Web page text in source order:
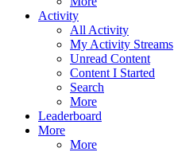
Activity
All Activity
My Activity Streams
Unread Content
Content I Started
Search
More
Leaderboard
More
More